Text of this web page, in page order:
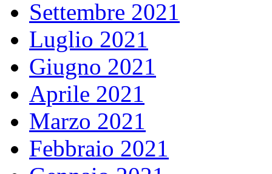
Settembre 2021
Luglio 2021
Giugno 2021
Aprile 2021
Marzo 2021
Febbraio 2021